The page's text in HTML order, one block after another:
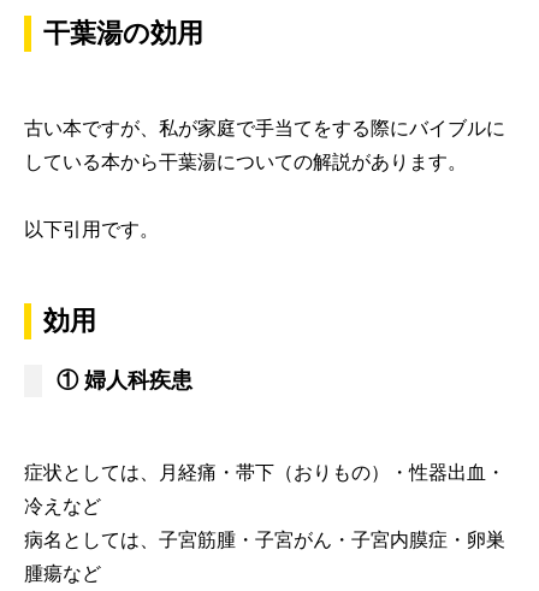
干葉湯の効用
古い本ですが、私が家庭で手当てをする際にバイブルに
している本から干葉湯についての解説があります。
以下引用です。
効用
① 婦人科疾患
症状としては、月経痛・帯下（おりもの）・性器出血・
冷えなど
病名としては、子宮筋腫・子宮がん・子宮内膜症・卵巣
腫瘍など